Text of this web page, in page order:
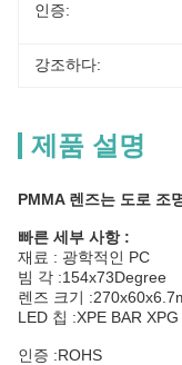
인증:
강조하다:
제품 설명
PMMA 렌즈는 도로 조
빠른 세부 사항 :
재료 : 광학적인 PC
빔 각 :154x73Degree
렌즈 크기
LED 칩 :XPE BAR
인증 :ROHS